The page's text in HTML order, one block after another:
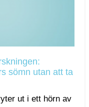
sömn utan att ta
ut i ett hörn av